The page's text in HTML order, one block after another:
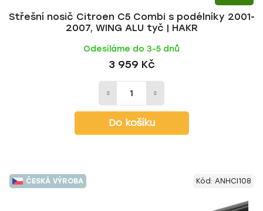
Střešní nosič Citroen C5 Combi s podélníky 2001-
2007, WING ALU tyč | HAKR
Odesíláme do 3-5 dnů
3 959 Kč
Do košíku
ČESKÁ VÝROBA Kód: ANHCI108